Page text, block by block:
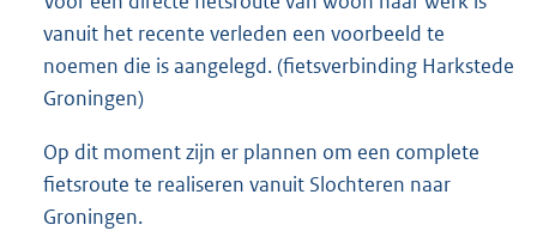
vanuit het recente verleden een voorbeeld te
noemen die is aangelegd. (fietsverbinding Harkstede
Groningen)
Op dit moment zijn er plannen om een complete
fietsroute te realiseren vanuit Slochteren naar
Groningen.